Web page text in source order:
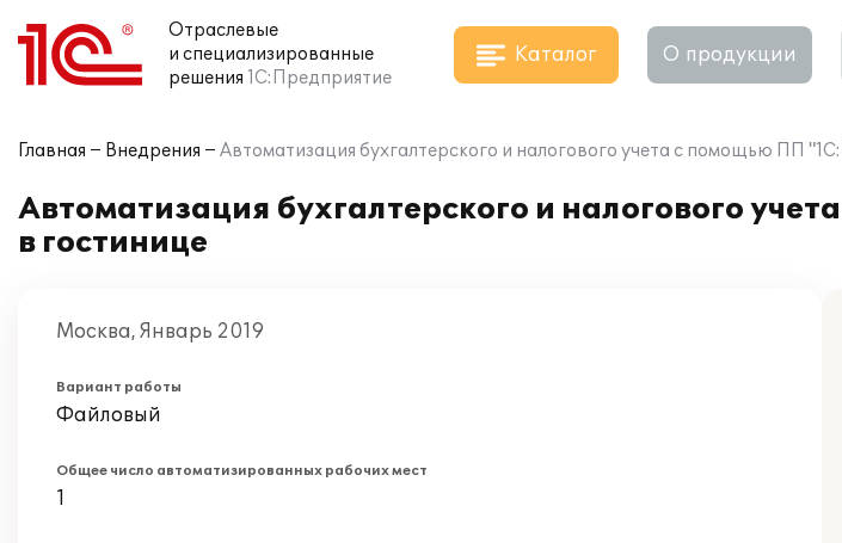
Отраслевые
и специализированные
решения 1С:Предприятие
Каталог О продукции
Главная Внедрения Автоматизация бухгалтерского и налогового учета с помощью ПП
Автоматизация бухгалтерского и налогового
в гостинице
Москва, Январь 2019
Вариант работы
Файловый
Общее число автоматизированных рабочих мест
1